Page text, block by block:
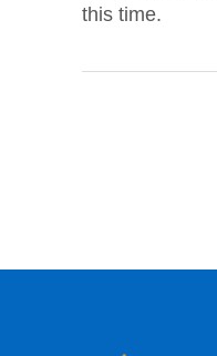
this time.